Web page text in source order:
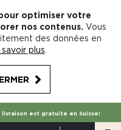
optimiser votre
nos contenus. Vous
des données en
savoir plus
est gratuite en Suisse!